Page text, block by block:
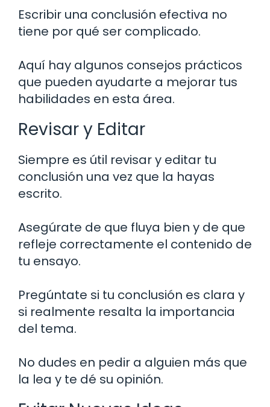
Escribir una conclusión efectiva no
tiene por qué ser complicado.
Aquí hay algunos consejos prácticos
que pueden ayudarte a mejorar tus
habilidades en esta área.
Revisar y Editar
Siempre es útil revisar y editar tu
conclusión una vez que la hayas
escrito.
Asegúrate de que fluya bien y de que
refleje correctamente el contenido de
tu ensayo.
Pregúntate si tu conclusión es clara y
si realmente resalta la importancia
del tema.
No dudes en pedir a alguien más que
la lea y te dé su opinión.